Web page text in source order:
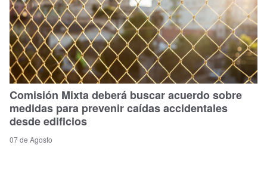
Comisión Mixta deberá buscar acuerdo sobre
medidas para prevenir caídas accidentales
desde edificios
07 de Agosto